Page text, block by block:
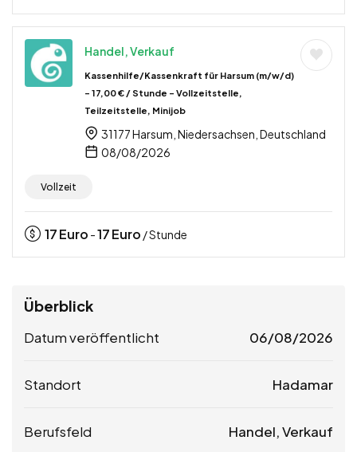
Handel, Verkauf
Kassenhilfe/Kassenkraft für Harsum (m/w/d)
– 17,00 € / Stunde – Vollzeitstelle,
Teilzeitstelle, Minijob
31177 Harsum, Niedersachsen, Deutschland
08/08/2026
Vollzeit
17Euro -17Euro / Stunde
Überblick
Datum veröffentlicht 06/08/2026
Standort Hadamar
Berufsfeld Handel, Verkauf